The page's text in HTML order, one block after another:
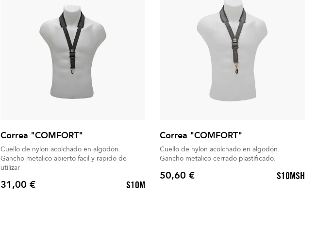
Correa "COMFORT"
Cuello de nylon acolchado en algodón.
Gancho metálico abierto fácil y rápido de
utilizar
Precio
31,00 € S10M
Correa "COMFORT"
Cuello de nylon acolchado en algodón.
Gancho metálico cerrado plastificado.
Precio
50,60 € S10MSH